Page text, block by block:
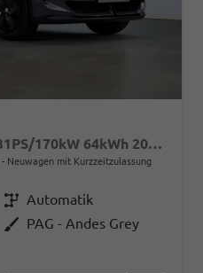
Comfort Long Range 231PS/170kW 64kWh 2025 | +7-Jahre/150.000km Werksgarantie
Neuwagen mit Kurzzeitzulassung
GetriebeAutomatik
AußenfarbePAG - Andes Grey